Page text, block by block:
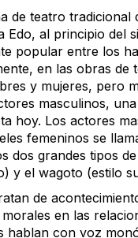
de teatro tradicional
Edo, al principio del
popular entre los
en las obras de
y mujeres, pero
masculinos,
hoy. Los actores
femeninos se
dos grandes tipos
y el wagoto (estilo
de
en las
hablan con voz